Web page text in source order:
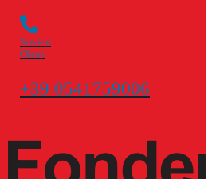
Servizio
Clienti
+39 0541759006